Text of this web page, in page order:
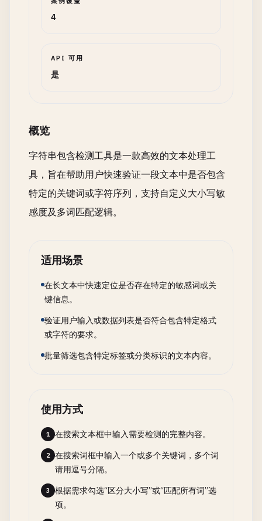
4
API 可用
是
概览
字符串包含检测工具是一款高效的文本处理工
具，旨在帮助用户快速验证一段文本中是否包含
特定的关键词或字符序列，支持自定义大小写敏
感度及多词匹配逻辑。
适用场景
在长文本中快速定位是否存在特定的敏感词或关
键信息。
验证用户输入或数据列表是否符合包含特定格式
或字符的要求。
批量筛选包含特定标签或分类标识的文本内容。
使用方式
1 在搜索文本框中输入需要检测的完整内容。
2
在搜索词框中输入一个或多个关键词，多个词
请用逗号分隔。
3
根据需求勾选“区分大小写”或“匹配所有词”选
项。